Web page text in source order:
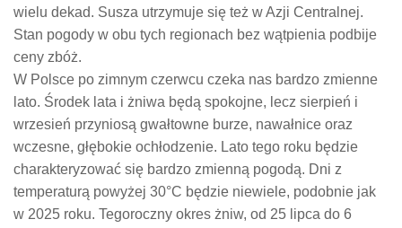
wielu dekad. Susza utrzymuje się też w Azji Centralnej.
Stan pogody w obu tych regionach bez wątpienia podbije
ceny zbóż.
W Polsce po zimnym czerwcu czeka nas bardzo zmienne
lato. Środek lata i żniwa będą spokojne, lecz sierpień i
wrzesień przyniosą gwałtowne burze, nawałnice oraz
wczesne, głębokie ochłodzenie. Lato tego roku będzie
charakteryzować się bardzo zmienną pogodą. Dni z
temperaturą powyżej 30°C będzie niewiele, podobnie jak
w 2025 roku. Tegoroczny okres żniw, od 25 lipca do 6